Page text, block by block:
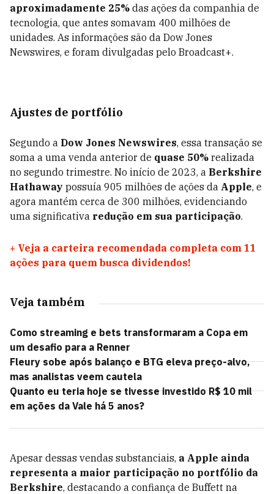
aproximadamente 25% das ações da companhia de
tecnologia, que antes somavam 400 milhões de
unidades. As informações são da Dow Jones
Newswires, e foram divulgadas pelo Broadcast+.
Ajustes de portfólio
Segundo a Dow Jones Newswires, essa transação se
soma a uma venda anterior de quase 50% realizada
no segundo trimestre. No início de 2023, a Berkshire
Hathaway possuía 905 milhões de ações da Apple, e
agora mantém cerca de 300 milhões, evidenciando
uma significativa redução em sua participação.
+ Veja a carteira recomendada completa com 11
ações para quem busca dividendos!
Veja também
Como streaming e bets transformaram a Copa em
um desafio para a Renner
Fleury sobe após balanço e BTG eleva preço-alvo,
mas analistas veem cautela
Quanto eu teria hoje se tivesse investido R$ 10 mil
em ações da Vale há 5 anos?
Apesar dessas vendas substanciais, a Apple ainda
representa a maior participação no portfólio da
Berkshire, destacando a confiança de Buffett na